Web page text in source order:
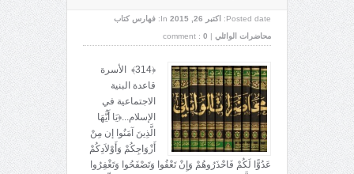
Posted date: اکتبر 26, 2015 In:
فهارس كتاب
محاضرات الوائلي |
comment : 0
﴿314﴾ الأسرة
قاعدة البنية
الاجتماعية في
الإسلام...﴿يَا أَيُّهَا
الَّذِينَ آمَنُوا إن مِنْ
أَزْوَاجِكُمْ وَأَوْلاَدِكُمْ
عَدُوًّا لَكُمْ فَاحْذَرُوهُمْ وَإِنْ تَعْفُوا وَتَصْفَحُوا وَتَغْفِرُوا